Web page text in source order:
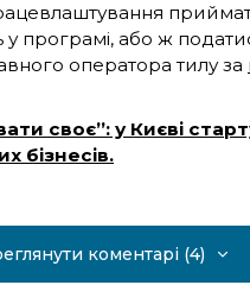
програмі, або ж
оператора тилу за
своє”: у Києві
бізнесів.
коментарі (4)